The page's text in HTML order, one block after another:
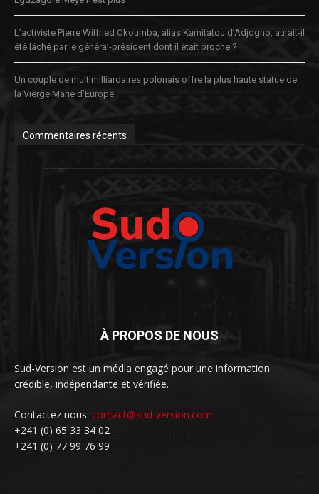
L’activiste Pierre Wilfried Okoumba, alias Kamitatou d’Adjogho, aurait-il
été lâché par le général-président dont il était proche ?
Un couple de multimilliardaires polonais offre la plus haute statue de
la Vierge Marie d’Europe
Commentaires récents
À PROPOS DE NOUS
Sud-Version est un média engagé pour une information
crédible, indépendante et vérifiée.
Contactez nous: contact@sud-version.com
+241 (0) 65 33 34 02
+241 (0) 77 99 76 99